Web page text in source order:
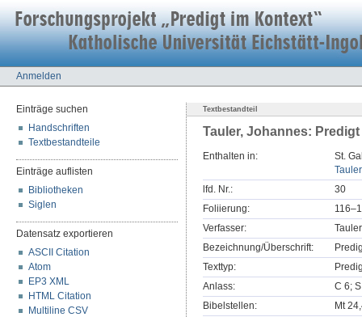
Anmelden
Einträge suchen
Handschriften
Textbestandteile
Einträge auflisten
Bibliotheken
Siglen
Datensatz exportieren
ASCII Citation
Atom
EP3 XML
HTML Citation
Multiline CSV
Textbestandteil
Tauler, Johannes: Predigt
Enthalten in:
St.
lfd. Nr.:
30
Foliierung:
Verfasser:
Bezeichnung/Überschrift:
Texttyp:
Anlass:
C 6;
Bibelstellen:
Mt